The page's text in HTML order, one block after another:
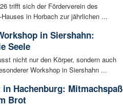
trifft sich der Förderverein des
in Horbach zur jährlichen ...
in Siershahn:
Seele
nicht nur den Körper, sondern auch
Workshop in Siershahn ...
in Hachenburg: Mitmachspaß
Brot